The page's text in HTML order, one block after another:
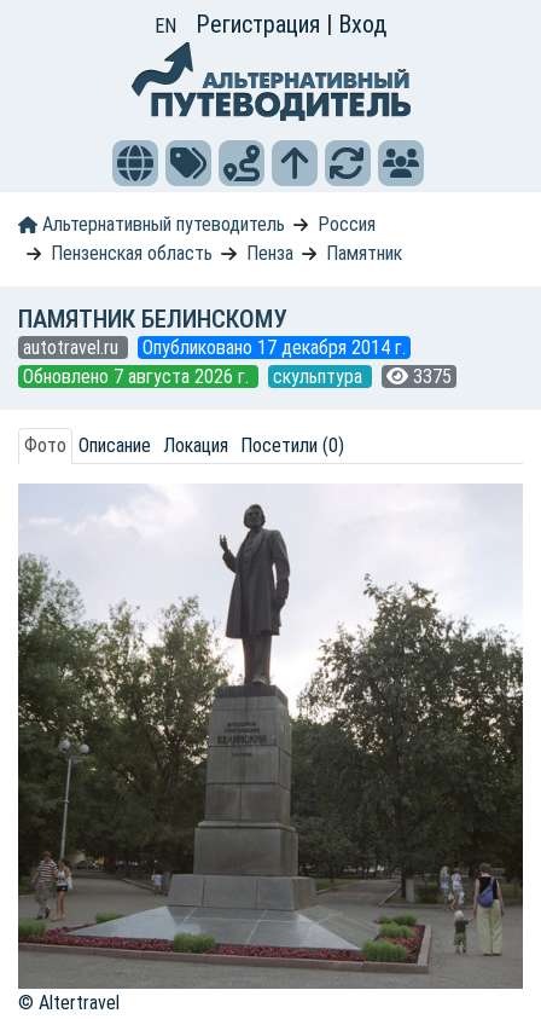
EN Регистрация | Вход
Альтернативный путеводитель
Россия
Пензенская область
Пенза Памятник
ПАМЯТНИК БЕЛИНСКОМУ
autotravel.ru
Опубликовано 17 декабря 2014 г.
Обновлено 7 августа 2026 г.
скульптура 3375
Фото Описание Локация Посетили (0)
© Altertravel